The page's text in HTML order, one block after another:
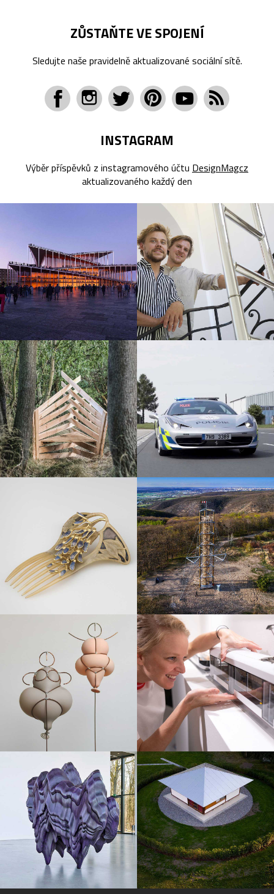
ZŮSTAŇTE VE SPOJENÍ
Sledujte naše pravidelně aktualizované sociální sítě.
INSTAGRAM
Výběr příspěvků z instagramového účtu DesignMagcz
aktualizovaného každý den